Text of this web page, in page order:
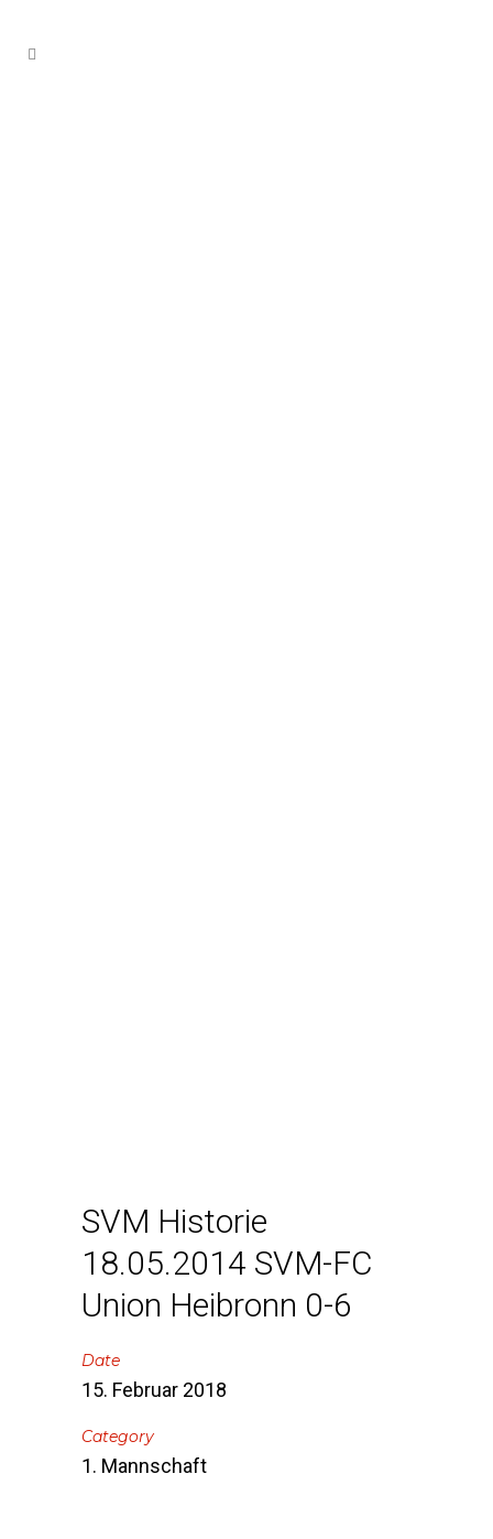
SVM Historie
18.05.2014 SVM-FC
Union Heibronn 0-6
Date
15. Februar 2018
Category
1. Mannschaft